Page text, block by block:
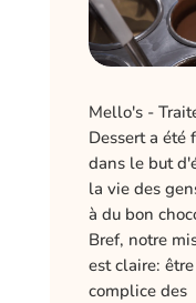
Mello's -
Dessert a été
dans le but
la vie des
à du bon
Bref, notre
est claire: être
complice des